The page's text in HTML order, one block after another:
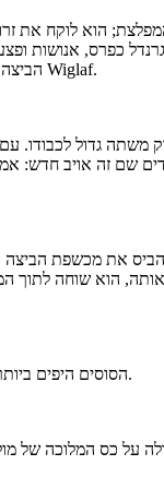
גרנדל כפרס, אנושות
הביצה והדרקון. בעלת ברית חשובה נגד הדרקון היא Wiglaf.
שם זה אויב חדש:
אותה, הוא שוחה לתוך
המלך רותגר נותן Beowulf הסוסים היפים ביותר שלו אוצר מסיבי.